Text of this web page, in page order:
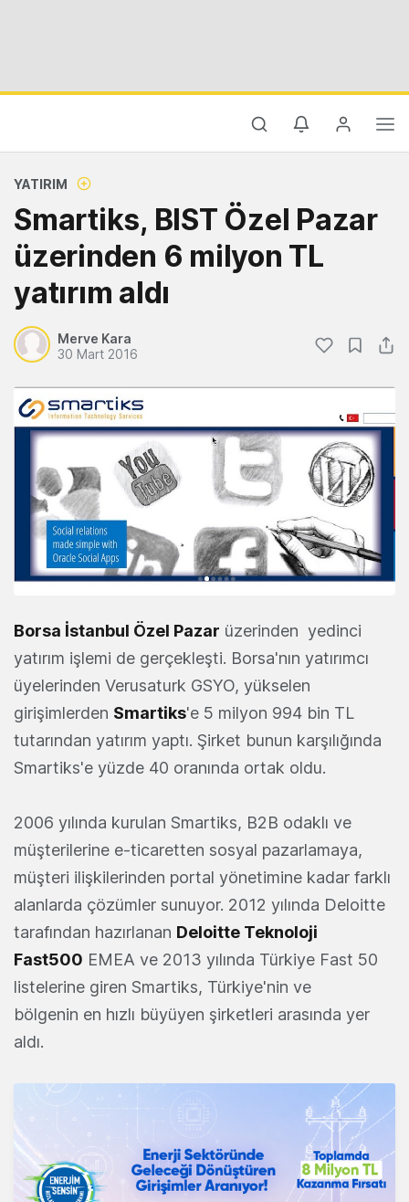
YATIRIM
Smartiks, BIST Özel Pazar
üzerinden 6 milyon TL
yatırım aldı
Merve Kara
30 Mart 2016
Borsa İstanbul Özel Pazar üzerinden yedinci
yatırım işlemi de gerçekleşti. Borsa'nın yatırımcı
üyelerinden Verusaturk GSYO, yükselen
girişimlerden Smartiks'e 5 milyon 994 bin TL
tutarından yatırım yaptı. Şirket bunun karşılığında
Smartiks'e yüzde 40 oranında ortak oldu.
2006 yılında kurulan Smartiks, B2B odaklı ve
müşterilerine e-ticaretten sosyal pazarlamaya,
müşteri ilişkilerinden portal yönetimine kadar farklı
alanlarda çözümler sunuyor. 2012 yılında Deloitte
tarafından hazırlanan Deloitte Teknoloji
Fast500 EMEA ve 2013 yılında Türkiye Fast 50
listelerine giren Smartiks, Türkiye'nin ve
bölgenin en hızlı büyüyen şirketleri arasında yer
aldı.